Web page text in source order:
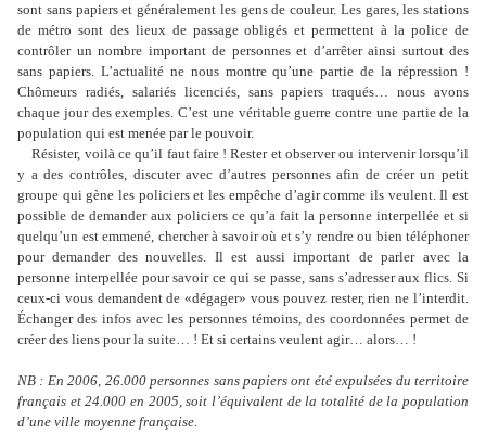
sont sans papiers et généralement les gens de couleur. Les gares, les stations
de métro sont des lieux de passage obligés et permettent à la police de
contrôler un nombre important de personnes et d’arrêter ainsi surtout des
sans papiers. L’actualité ne nous montre qu’une partie de la répression !
Chômeurs radiés, salariés licenciés, sans papiers traqués… nous avons
chaque jour des exemples. C’est une véritable guerre contre une partie de la
population qui est menée par le pouvoir.
Résister, voilà ce qu’il faut faire ! Rester et observer ou intervenir lorsqu’il
y a des contrôles, discuter avec d’autres personnes afin de créer un petit
groupe qui gène les policiers et les empêche d’agir comme ils veulent. Il est
possible de demander aux policiers ce qu’a fait la personne interpellée et si
quelqu’un est emmené, chercher à savoir où et s’y rendre ou bien téléphoner
pour demander des nouvelles. Il est aussi important de parler avec la
personne interpellée pour savoir ce qui se passe, sans s’adresser aux flics. Si
ceux-ci vous demandent de «dégager» vous pouvez rester, rien ne l’interdit.
Échanger des infos avec les personnes témoins, des coordonnées permet de
créer des liens pour la suite… ! Et si certains veulent agir… alors… !
NB : En 2006, 26.000 personnes sans papiers ont été expulsées du territoire
français et 24.000 en 2005, soit l’équivalent de la totalité de la population
d’une ville moyenne française.